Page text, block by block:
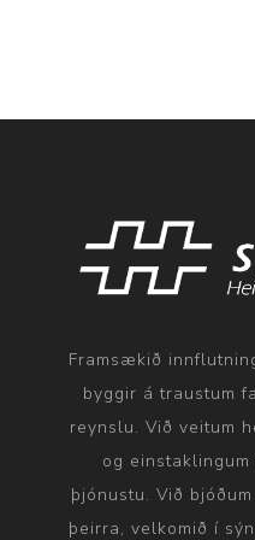
Framsækið
byggir á traustum
reynslu. Við veitum
og
þjónustu. Við
þeirra, velkomið í